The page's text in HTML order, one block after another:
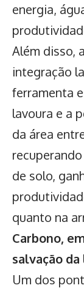
energia,
Além disso,
integração
ferramenta
lavoura e a
da área
de solo,
quanto na
Carbono,
salvação da
Um dos